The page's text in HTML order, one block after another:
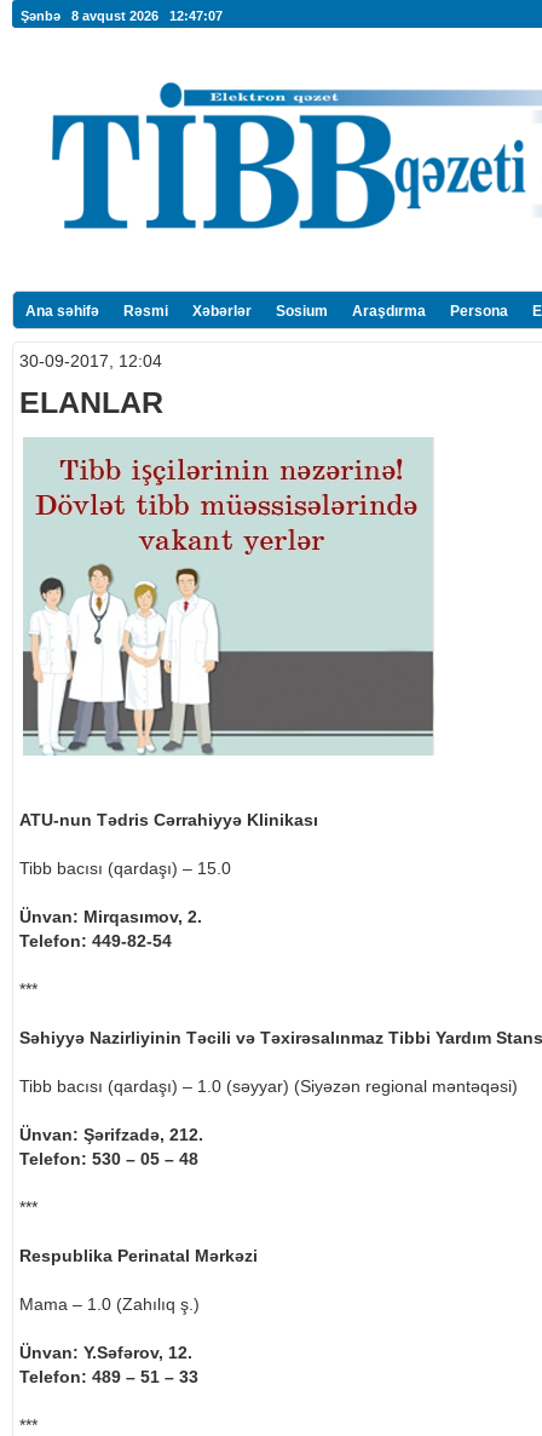
Şənbə 8 avqust 2026 12:47:08
Ana səhifə Rəsmi Xəbərlər Sosium Araşdırma Persona
30-09-2017, 12:04
ELANLAR
ATU-nun Tədris Cərrahiyyə Klinikası
Tibb bacısı (qardaşı) – 15.0
Ünvan: Mirqasımov, 2.
Telefon: 449-82-54
***
Səhiyyə Nazirliyinin Təcili və Təxirəsalınmaz Tibbi Yardım
Tibb bacısı (qardaşı) – 1.0 (səyyar) (Siyəzən regional məntəqəsi)
Ünvan: Şərifzadə, 212.
Telefon: 530 – 05 – 48
***
Respublika Perinatal Mərkəzi
Mama – 1.0 (Zahılıq ş.)
Ünvan: Y.Səfərov, 12.
Telefon: 489 – 51 – 33
***